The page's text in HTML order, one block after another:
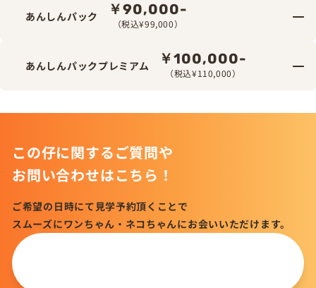
あんしんパック ￥90,000-
（税込¥99,000）
あんしんパックプレミアム ￥100,000-
（税込¥110,000）
この仔に関するご質問や
お問い合わせはこちら！
ご希望の日時にて見学予約頂くことで
スムーズにワンちゃん・ネコちゃんにお会いいただけます。